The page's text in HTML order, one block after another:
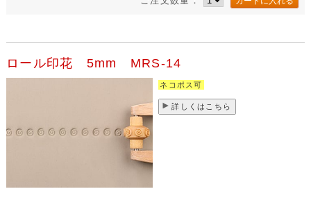
ロール印花 5mm MRS-14
ネコポス可
詳しくはこちら